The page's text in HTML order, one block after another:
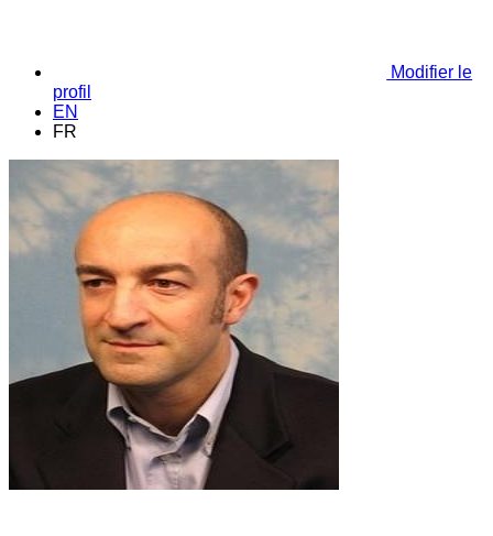
Modifier le
profil
EN
FR